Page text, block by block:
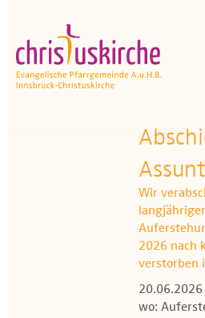
Aktuelles |
Unser
OEZ
Wir
2026 nach
verstorben
wo: